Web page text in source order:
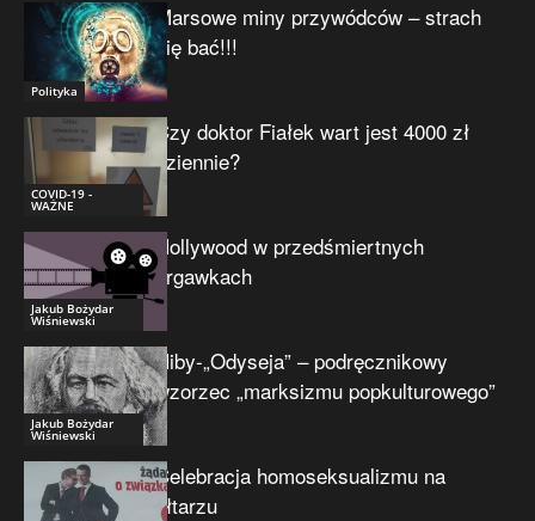
Polityka
Marsowe miny przywódców – strach
się bać!!!
COVID-19 -
WAŻNE
Czy doktor Fiałek wart jest 4000 zł
dziennie?
Jakub Bożydar
Wiśniewski
Hollywood w przedśmiertnych
drgawkach
Jakub Bożydar
Wiśniewski
Niby-„Odyseja” – podręcznikowy
wzorzec „marksizmu popkulturowego”
Celebracja homoseksualizmu na
ołtarzu